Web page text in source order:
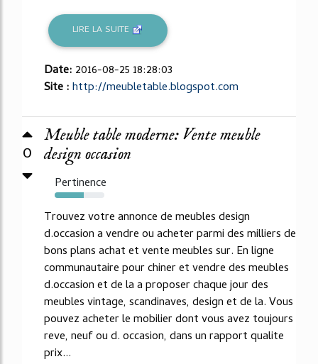
LIRE LA SUITE
Date: 2016-08-25 18:28:03
Site :http://meubletable.blogspot.com
0
Meuble table moderne: Vente meuble
design occasion
Pertinence
58%
Trouvez votre annonce de meubles design
d.occasion a vendre ou acheter parmi des milliers de
bons plans achat et vente meubles sur. En ligne
communautaire pour chiner et vendre des meubles
d.occasion et de la a proposer chaque jour des
meubles vintage, scandinaves, design et de la. Vous
pouvez acheter le mobilier dont vous avez toujours
reve, neuf ou d. occasion, dans un rapport qualite
prix...